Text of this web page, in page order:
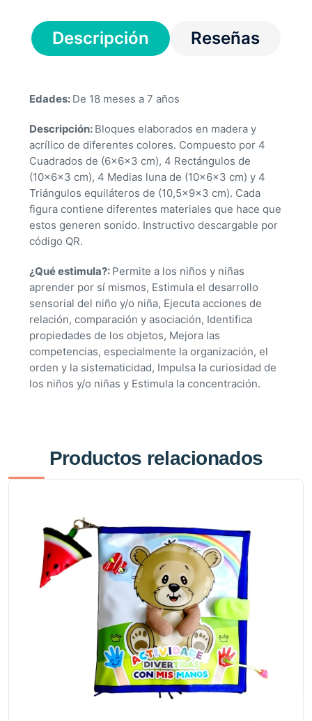
Descripción Reseñas
Edades: De 18 meses a 7 años
Descripción: Bloques elaborados en madera y
acrílico de diferentes colores. Compuesto por 4
Cuadrados de (6x6x3 cm), 4 Rectángulos de
(10x6x3 cm), 4 Medias luna de (10x6x3 cm) y 4
Triángulos equiláteros de (10,5x9x3 cm). Cada
figura contiene diferentes materiales que hace que
estos generen sonido. Instructivo descargable por
código QR.
¿Qué estimula?: Permite a los niños y niñas
aprender por sí mismos, Estimula el desarrollo
sensorial del niño y/o niña, Ejecuta acciones de
relación, comparación y asociación, Identifica
propiedades de los objetos, Mejora las
competencias, especialmente la organización, el
orden y la sistematicidad, Impulsa la curiosidad de
los niños y/o niñas y Estimula la concentración.
Productos relacionados